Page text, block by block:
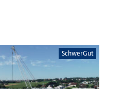
SchwerGut